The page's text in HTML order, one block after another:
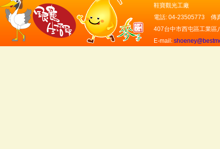
鞋寶觀光工廠
電話: 04-23505773 傳
407台中市西屯區工業區
E-mail: